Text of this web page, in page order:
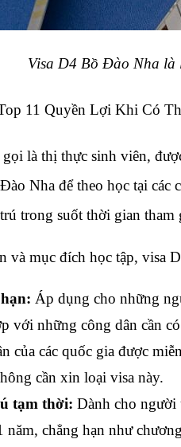
Visa D4 Bồ Đào Nha là
11 Quyền Lợi Khi Có
là thị thực sinh viên,
Nha để theo học tại
trong suốt thời gian
và mục đích học tập, visa
Áp dụng cho những
với những công dân cần
của các quốc gia được
cần xin loại visa này.
tạm thời: Dành cho người
năm, chẳng hạn như